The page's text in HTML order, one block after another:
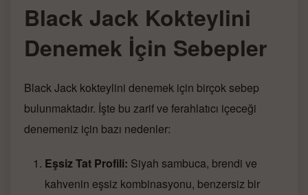
Black Jack Kokteylini
Denemek İçin Sebepler
Black Jack kokteylini denemek için birçok sebep
bulunmaktadır. İşte bu zarif ve ferahlatıcı içeceği
denemeniz için bazı nedenler:
Eşsiz Tat Profili: Siyah sambuca, brendi ve
kahvenin eşsiz kombinasyonu, benzersiz bir